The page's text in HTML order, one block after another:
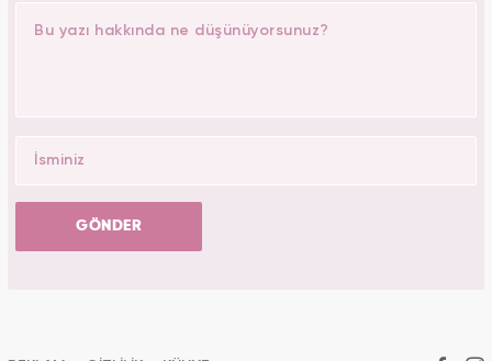
GÖNDER